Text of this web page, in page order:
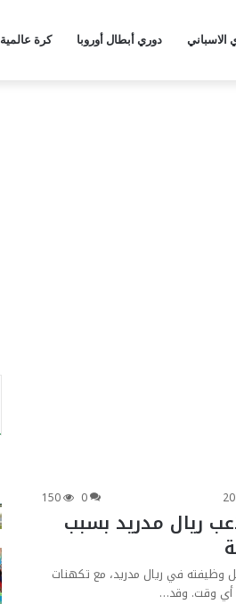
الاسباني دوري أبطال أوروبا كرة عالمية
0
150
ريال مدريد بسبب
وظيفته في ريال مدريد، مع تكهنات
أي وقت. وقد…